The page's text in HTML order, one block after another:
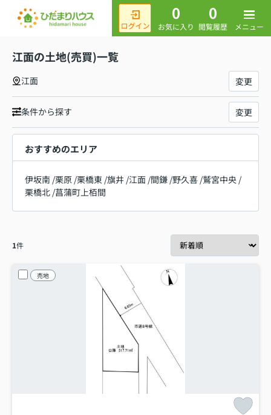
0
お気に入り
0
閲覧履歴 メニュー
江面の土地(売買)一覧
江面 変更
条件から探す 変更
おすすめのエリア
伊坂南 /栗原 /栗橋東 /旗井 /江面 /間鎌 /野久喜 /鷲宮中央 /
栗橋北 /菖蒲町上栢間
1件
売地